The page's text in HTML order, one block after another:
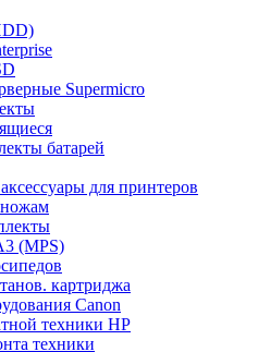
Supermicro
батарей
для принтеров
ножам
(MPS)
картриджа
Canon
техники HP
техники